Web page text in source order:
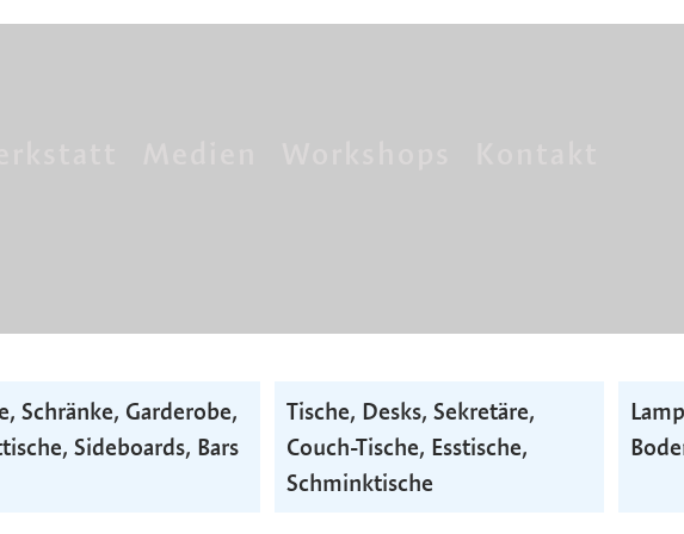
Schränke, Garderobe,
Side­boards, Bars
Tische, Desks, Sekretäre,
Couch-Tische, Esstische,
Schminktische